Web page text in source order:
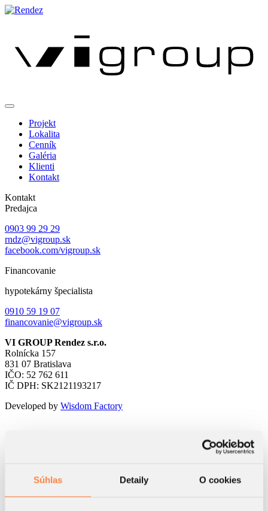
Súhlas Detaily O cookies
Projekt
Lokalita
Cenník
Galéria
Klienti
Kontakt
Kontakt
Predajca
0903 99 29 29
rndz@vigroup.sk
facebook.com/vigroup.sk
Financovanie
hypotekárny špecialista
0910 59 19 07
financovanie@vigroup.sk
VI GROUP Rendez s.r.o.
Rolnícka 157
831 07 Bratislava
IČO: 52 762 611
IČ DPH: SK2121193217
Developed by Wisdom Factory